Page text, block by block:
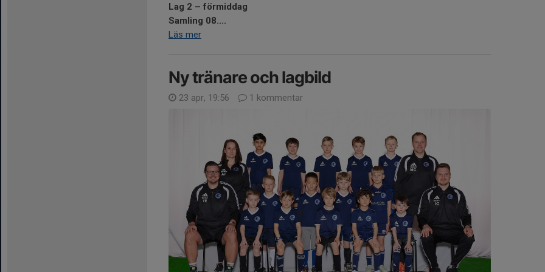
Lag 2 – förmiddag
Samling 08....
Läs mer
Ny tränare och lagbild
23 apr, 19:56 1 kommentar